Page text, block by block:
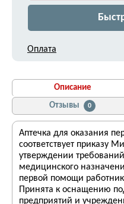
Оплата
Описание
Отзывы
0
Аптечка для оказания
соответствует приказу
утверждении
медицинского
первой помощи
Принята к оснащению
предприятий и